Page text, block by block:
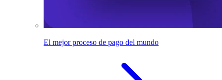
El mejor proceso de pago del mundo